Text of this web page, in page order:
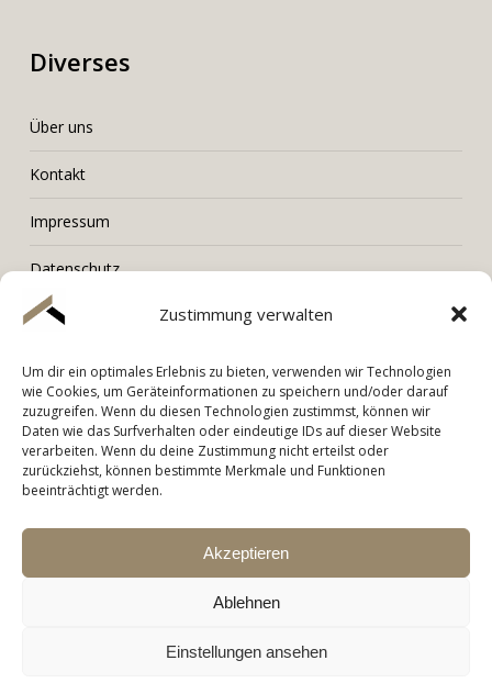
Zustimmung verwalten
Um dir ein optimales Erlebnis zu bieten, verwenden wir Technologien
wie Cookies, um Geräteinformationen zu speichern und/oder darauf
zuzugreifen. Wenn du diesen Technologien zustimmst, können wir
Daten wie das Surfverhalten oder eindeutige IDs auf dieser Website
verarbeiten. Wenn du deine Zustimmung nicht erteilst oder
zurückziehst, können bestimmte Merkmale und Funktionen
beeinträchtigt werden.
Akzeptieren
Ablehnen
Einstellungen ansehen
Diverses
Über uns
Kontakt
Impressum
Datenschutz
LORENZ Immobilien
Tel. +436603006001
Mail. hello@immobilien-lorenz.at